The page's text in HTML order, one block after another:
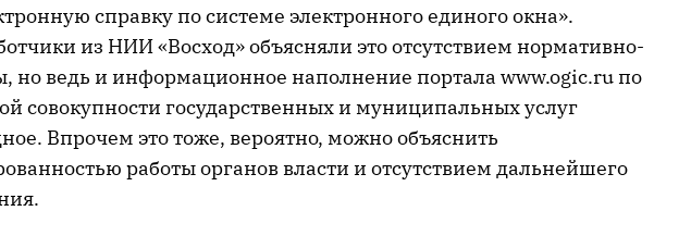
справку по системе электронного единого окна».
из НИИ «Восход» объясняли это отсутствием нормативно-
но ведь и информационное наполнение портала www.ogic.ru по
совокупности государственных и муниципальных услуг
Впрочем это тоже, вероятно, можно объяснить
работы органов власти и отсутствием дальнейшего